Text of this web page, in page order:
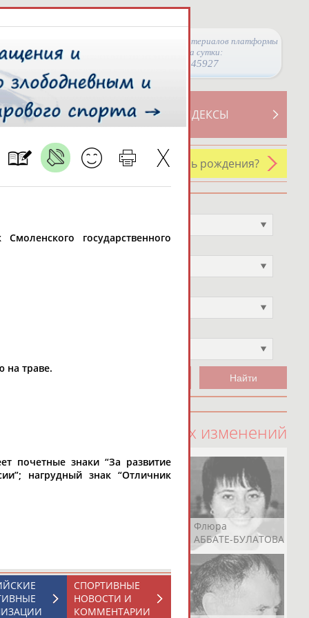
Просмотры материалов платформы
за сутки:
45927
СВОДНЫЕ ИНДЕКСЫ
У кого сегодня день рождения?
100 последних изменений
Флюра
АББАТЕ-БУЛАТОВА
государственного
на траве.
почетные знаки “За развитие
нагрудный знак “Отличник
СПОРТИВНЫЕ
НОВОСТИ И
КОММЕНТАРИИ